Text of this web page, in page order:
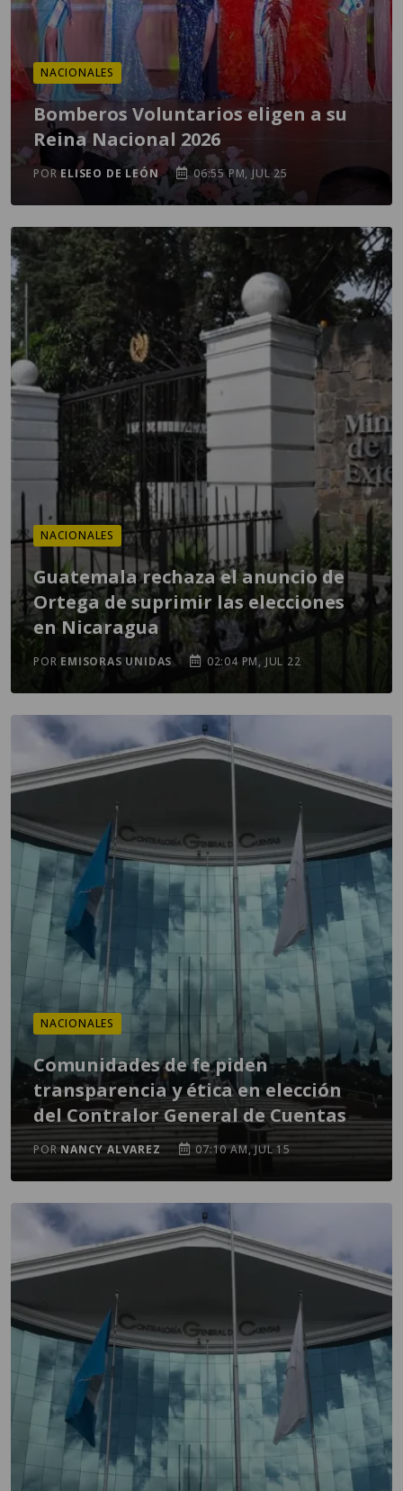
NACIONALES
Bomberos Voluntarios eligen a su
Reina Nacional 2026
PORELISEO DE LEÓN 06:55 PM, JUL 25
NACIONALES
Guatemala rechaza el anuncio de
Ortega de suprimir las elecciones
en Nicaragua
POR EMISORAS UNIDAS 02:04 PM, JUL 22
NACIONALES
Comunidades de fe piden
transparencia y ética en elección
del Contralor General de Cuentas
PORNANCY ALVAREZ 07:10 AM, JUL 15